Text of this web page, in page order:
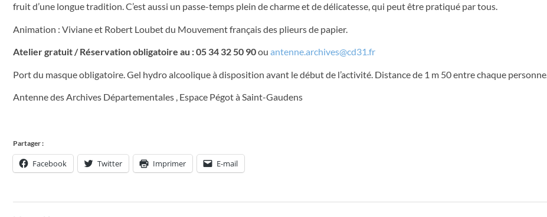
fruit d’une longue tradition. C’est aussi un passe-temps plein de charme et de délicatesse, qui peut être pratiqué par tous.
Animation : Viviane et Robert Loubet du Mouvement français des plieurs de papier.
Atelier gratuit / Réservation obligatoire au : 05 34 32 50 90ou antenne.archives@cd31.fr
Port du masque obligatoire. Gel hydro alcoolique à disposition avant le début de l’activité. Distance de 1 m 50 entre chaque personne.
Antenne des Archives Départementales , Espace Pégot à Saint-Gaudens
Partager :
Facebook Twitter Imprimer E-mail